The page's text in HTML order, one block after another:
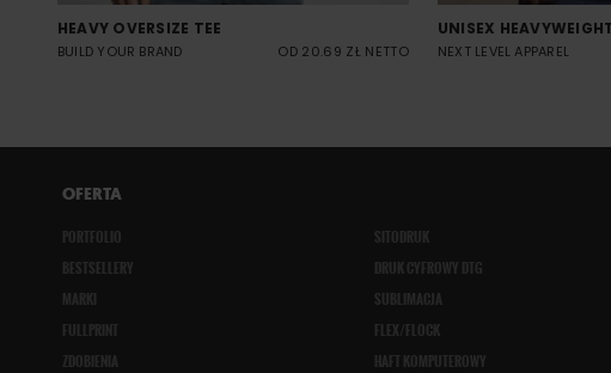
HEAVY OVERSIZE TEE
BUILD YOUR BRAND OD 20.69 ZŁ NETTO
UNISEX
NEXT LEVEL APPAREL
OFERTA
PORTFOLIO
BESTSELLERY
MARKI
FULLPRINT
ZDOBIENIA
SITODRUK
DRUK CYFROWY DTG
SUBLIMACJA
FLEX/FLOCK
HAFT KOMPUTEROWY